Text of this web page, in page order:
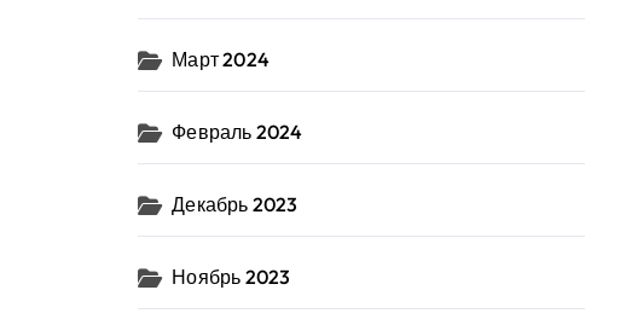
Март 2024
Февраль 2024
Декабрь 2023
Ноябрь 2023